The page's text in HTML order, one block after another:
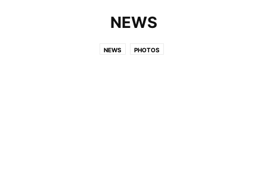
NEWS
NEWS PHOTOS